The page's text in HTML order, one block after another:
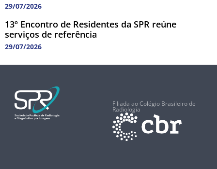
29/07/2026
13º Encontro de Residentes da SPR reúne
serviços de referência
29/07/2026
Filiada ao Colégio Brasileiro de
Radiologia